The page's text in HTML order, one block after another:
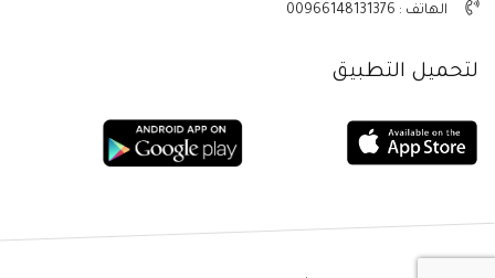
الهاتف : 00966148131376
لتحميل التطبيق